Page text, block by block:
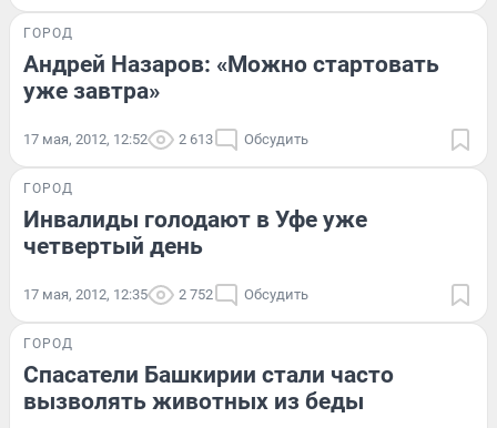
ГОРОД
Андрей Назаров: «Можно стартовать
уже завтра»
17 мая, 2012, 12:52 2 613 Обсудить
ГОРОД
Инвалиды голодают в Уфе уже
четвертый день
17 мая, 2012, 12:35 2 752 Обсудить
ГОРОД
Спасатели Башкирии стали часто
вызволять животных из беды